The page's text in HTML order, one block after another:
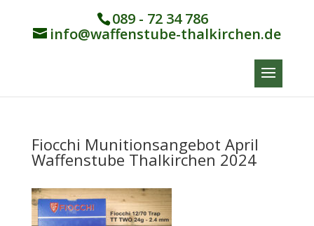
089 - 72 34 786
info@waffenstube-thalkirchen.de
Fiocchi Munitionsangebot April
Waffenstube Thalkirchen 2024